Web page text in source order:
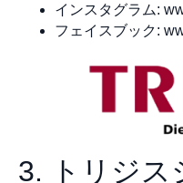
インスタグラム:
フェイスブック:
3. トリジス